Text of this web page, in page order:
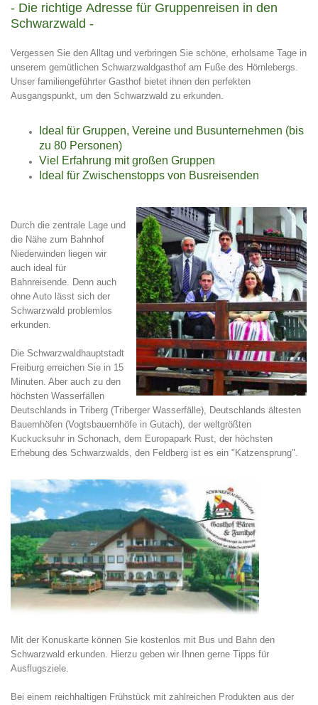
- Die richtige Adresse für Gruppenreisen in den
Schwarzwald -
Vergessen Sie den Alltag und verbringen Sie schöne, erholsame Tage in
unserem gemütlichen Schwarzwaldgasthof am Fuße des Hörnlebergs.
Unser familiengeführter Gasthof bietet ihnen den perfekten
Ausgangspunkt, um den Schwarzwald zu erkunden.
Ideal für Gruppen, Vereine und Busunternehmen (bis
zu 80 Personen)
Viel Erfahrung mit großen Gruppen
Ideal für Zwischenstopps von Busreisenden
Durch die zentrale Lage und
die Nähe zum Bahnhof
Niederwinden liegen wir
auch ideal für
Bahnreisende. Denn auch
ohne Auto lässt sich der
Schwarzwald problemlos
erkunden.
Die Schwarzwaldhauptstadt
Freiburg erreichen Sie in 15
Minuten. Aber auch zu den
höchsten Wasserfällen
Deutschlands in Triberg (Triberger Wasserfälle), Deutschlands ältesten
Bauernhöfen (Vogtsbauernhöfe in Gutach), der weltgrößten
Kuckucksuhr in Schonach, dem Europapark Rust, der höchsten
Erhebung des Schwarzwalds, den Feldberg ist es ein "Katzensprung".
Mit der Konuskarte können Sie kostenlos mit Bus und Bahn den
Schwarzwald erkunden. Hierzu geben wir Ihnen gerne Tipps für
Ausflugsziele.
Bei einem reichhaltigen Frühstück mit zahlreichen Produkten aus der